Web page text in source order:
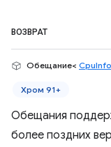
ВОЗВРАТ
Обещание< CpuInfo
Хром 91+
Обещания
более поздних